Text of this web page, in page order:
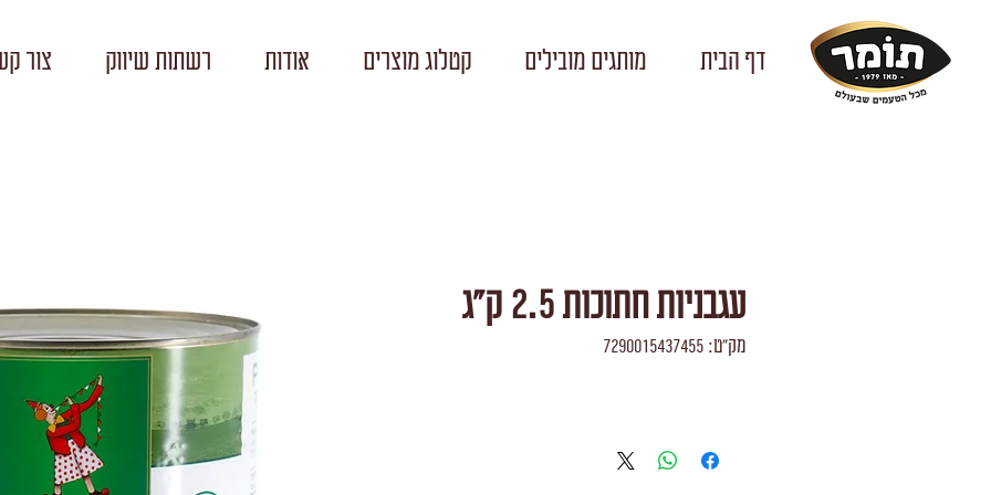
דף הבית מותגים מובילים קטלוג מוצרים אודות רשתות שיווק צור
עגבניות חתוכות 2.5 ק"ג
מק"ט: 7290015437455